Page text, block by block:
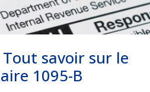
savoir sur le
1095-B